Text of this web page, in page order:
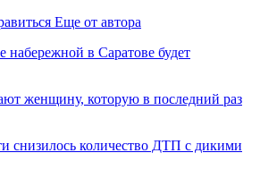
Еще от автора
набережной в Саратове будет
женщину, которую в последний раз
снизилось количество ДТП с дикими